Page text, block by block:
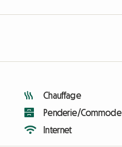
Chauffage
Penderie/Commode
Internet